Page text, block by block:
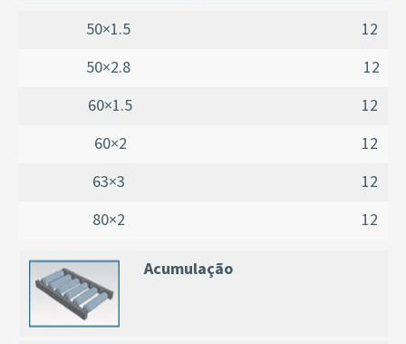
50×1.5
12
50×2.8
12
60×1.5
12
60×2
12
63×3
12
80×2
12
Acumulação